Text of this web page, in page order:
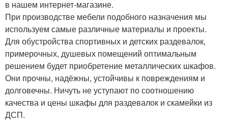
в нашем интернет-магазине.
При производстве мебели подобного назначения мы
используем самые различные материалы и проекты.
Для обустройства спортивных и детских раздевалок,
примерочных, душевых помещений оптимальным
решением будет приобретение металлических шкафов.
Они прочны, надёжны, устойчивы к повреждениям и
долговечны. Ничуть не уступают по соотношению
качества и цены шкафы для раздевалок и скамейки из
ДСП.